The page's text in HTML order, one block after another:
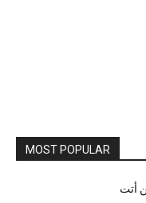
MOST POPULAR
أتت